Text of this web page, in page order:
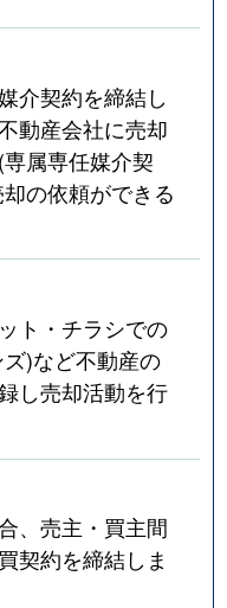
介契約を締結し
動産会社に売却
属専任媒介契
の依頼ができる
ト・チラシでの
)など不動産の
し売却活動を行
、売主・買主間
契約を締結しま